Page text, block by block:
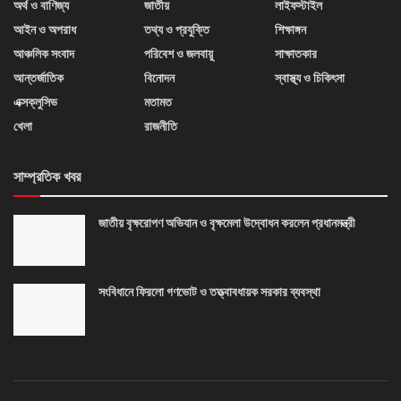
অর্থ ও বাণিজ্য
আইন ও অপরাধ
আঞ্চলিক সংবাদ
আন্তর্জাতিক
এক্সক্লুসিভ
খেলা
জাতীয়
তথ্য ও প্রযুক্তি
পরিবেশ ও জলবায়ু
বিনোদন
মতামত
রাজনীতি
লাইফস্টাইল
শিক্ষাঙ্গন
সাক্ষাতকার
স্বাস্থ্য ও চিকিৎসা
সাম্প্রতিক খবর
জাতীয় বৃক্ষরোপণ অভিযান ও বৃক্ষমেলা উদ্বোধন করলেন প্রধানমন্ত্রী
সংবিধানে ফিরলো গণভোট ও তত্ত্বাবধায়ক সরকার ব্যবস্থা